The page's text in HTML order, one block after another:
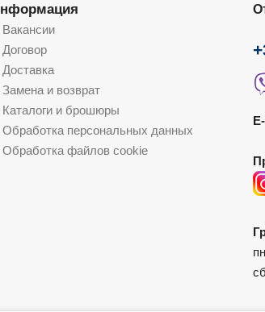
Вакансии
Договор
Доставка
Замена и возврат
Каталоги и брошюры
Обработка персональных данных
Обработка файлов cookie